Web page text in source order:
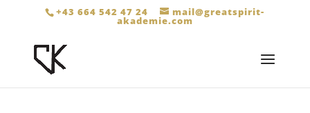
+43 664 542 47 24 mail@greatspirit-
akademie.com